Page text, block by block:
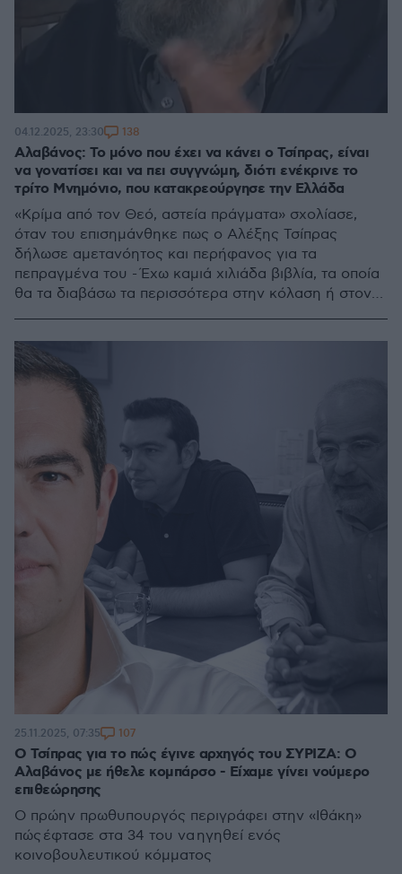
Αλαβάνος: Το μόνο που έχει να κάνει ο Τσίπρας, είναι
να γονατίσει και να πει συγγνώμη, διότι ενέκρινε το
τρίτο Μνημόνιο, που κατακρεούργησε την Ελλάδα
«Κρίμα από τον Θεό, αστεία πράγματα» σχολίασε,
όταν του επισημάνθηκε πως ο Αλέξης Τσίπρας
δήλωσε αμετανόητος και περήφανος για τα
πεπραγμένα του - Έχω καμιά χιλιάδα βιβλία, τα οποία
θα τα διαβάσω τα περισσότερα στην κόλαση ή στον
04.12.2025, 23:30 138
Ο Τσίπρας για το πώς έγινε αρχηγός του ΣΥΡΙΖΑ: Ο
Αλαβάνος με ήθελε κομπάρσο - Είχαμε γίνει νούμερο
επιθεώρησης
Ο πρώην πρωθυπουργός περιγράφει στην «Ιθάκη»
πώς έφτασε στα 34 του να ηγηθεί ενός
κοινοβουλευτικού κόμματος
25.11.2025, 07:35 107